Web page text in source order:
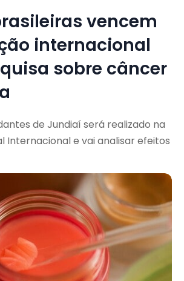
vencem
internacional
sobre câncer
de Jundiaí será realizado na
Internacional e vai analisar efeitos